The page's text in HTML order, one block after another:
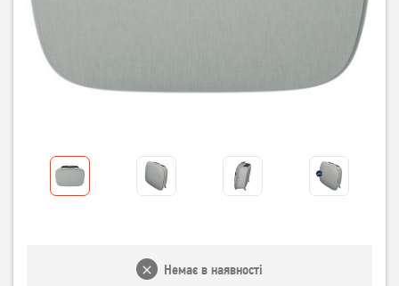
Немає в наявності